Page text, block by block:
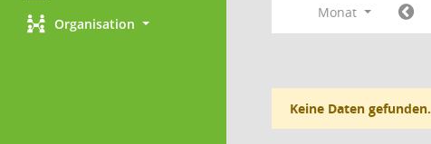
Organisation
Monat
Keine Daten gefunden.